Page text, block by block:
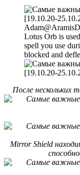
Lotus Orb is
spell you use
blocked and
После нескольких
Mirror Shield